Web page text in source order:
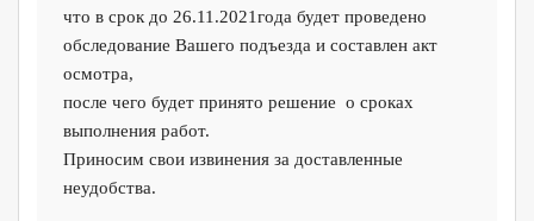
что в срок до 26.11.2021года будет проведено
обследование Вашего подъезда и составлен акт
осмотра,
после чего будет принято решение о сроках
выполнения работ.
Приносим свои извинения за доставленные
неудобства.